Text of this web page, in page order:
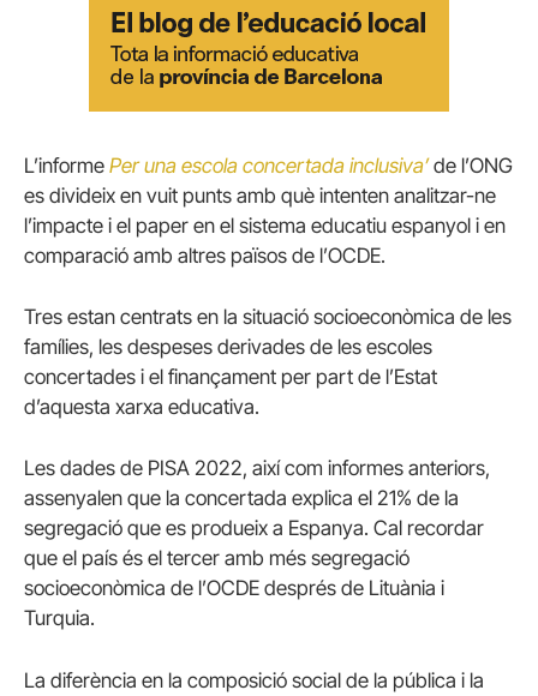
L’informe Per una escola concertada inclusiva’de l’ONG
es divideix en vuit punts amb què intenten analitzar-ne
l’impacte i el paper en el sistema educatiu espanyol i en
comparació amb altres països de l’OCDE.
Tres estan centrats en la situació socioeconòmica de les
famílies, les despeses derivades de les escoles
concertades i el finançament per part de l’Estat
d’aquesta xarxa educativa.
Les dades de PISA 2022, així com informes anteriors,
assenyalen que la concertada explica el 21% de la
segregació que es produeix a Espanya. Cal recordar
que el país és el tercer amb més segregació
socioeconòmica de l’OCDE després de Lituània i
Turquia.
La diferència en la composició social de la pública i la